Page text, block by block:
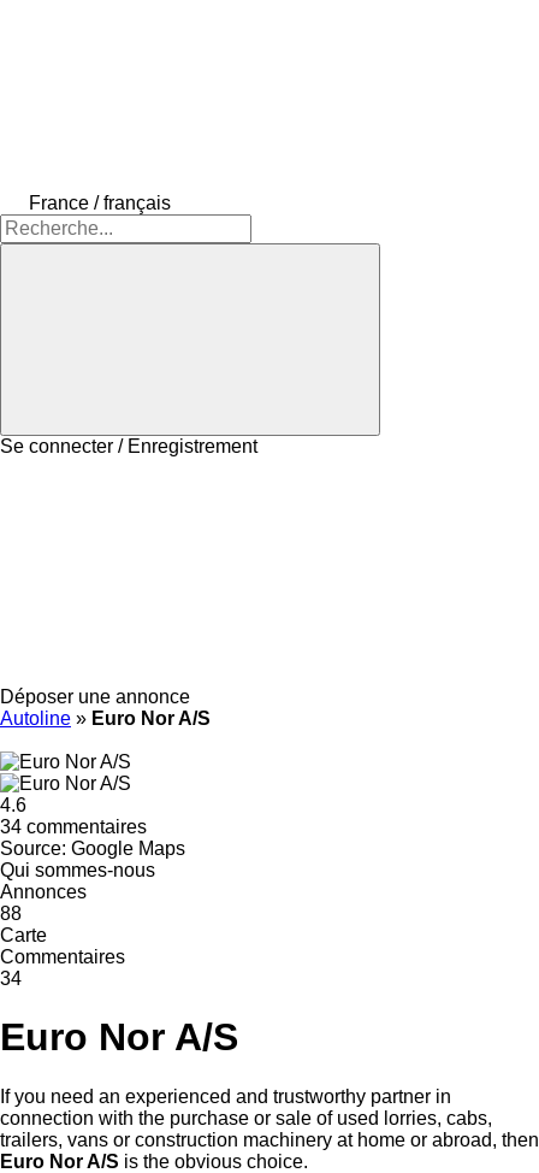
France / français
Se connecter / Enregistrement
Déposer une annonce
Autoline » Euro Nor A/S
4.6
34 commentaires
Source: Google Maps
Qui sommes-nous
Annonces
88
Carte
Commentaires
34
Euro Nor A/S
If you need an experienced and trustworthy partner in
connection with the purchase or sale of used lorries, cabs,
trailers, vans or construction machinery at home or abroad, then
Euro Nor A/S is the obvious choice.